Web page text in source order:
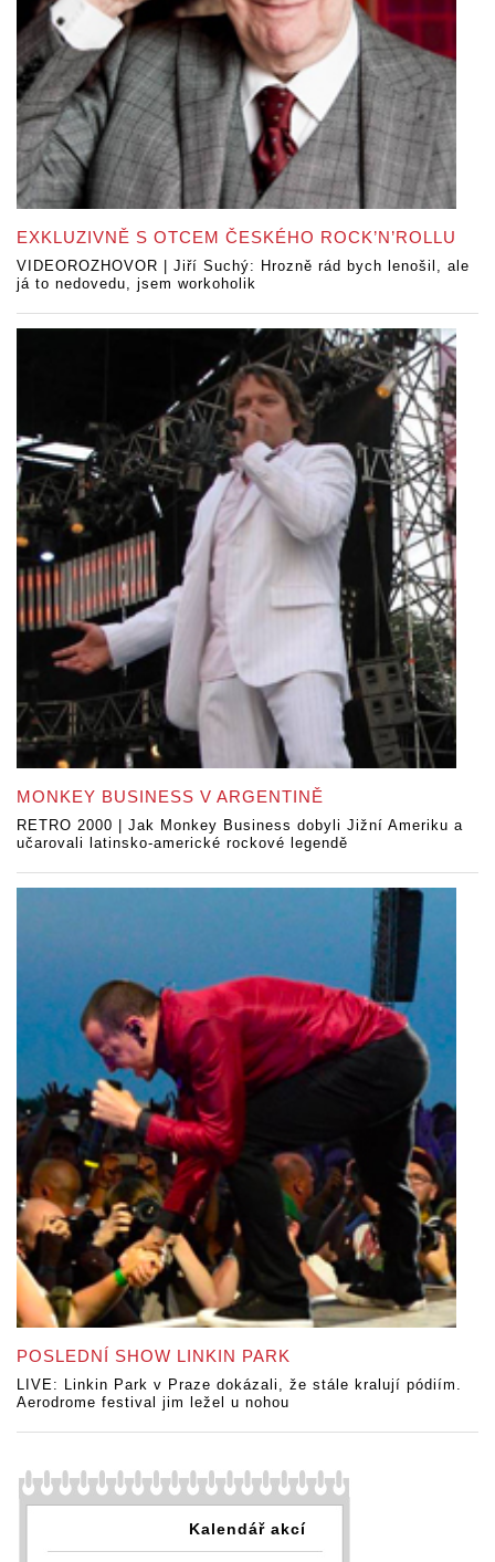
EXKLUZIVNĚ S OTCEM ČESKÉHO ROCK’N’ROLLU
VIDEOROZHOVOR | Jiří Suchý: Hrozně rád bych lenošil, ale
já to nedovedu, jsem workoholik
MONKEY BUSINESS V ARGENTINĚ
RETRO 2000 | Jak Monkey Business dobyli Jižní Ameriku a
učarovali latinsko-americké rockové legendě
POSLEDNÍ SHOW LINKIN PARK
LIVE: Linkin Park v Praze dokázali, že stále kralují pódiím.
Aerodrome festival jim ležel u nohou
Kalendář akcí